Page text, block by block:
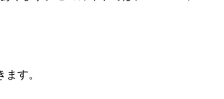
す。